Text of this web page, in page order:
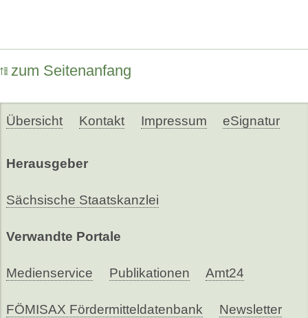
zum Seitenanfang
Übersicht Kontakt Impressum eSignatur
Herausgeber
Sächsische Staatskanzlei
Verwandte Portale
Medienservice Publikationen Amt24
FÖMISAX Fördermitteldatenbank Newsletter